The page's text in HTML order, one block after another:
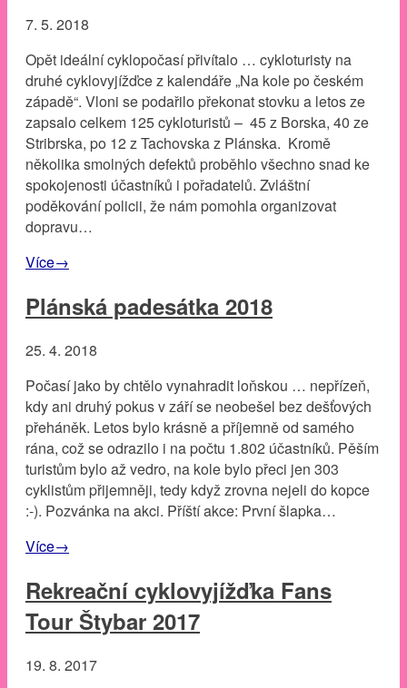
7. 5. 2018
Opět ideální cyklopočasí přivítalo … cykloturisty na
druhé cyklovyjížďce z kalendáře „Na kole po českém
západě“. Vloni se podařilo překonat stovku a letos ze
zapsalo celkem 125 cykloturistů – 45 z Borska, 40 ze
Stribrska, po 12 z Tachovska z Plánska. Kromě
několika smolných defektů proběhlo všechno snad ke
spokojenosti účastníků i pořadatelů. Zvláštní
poděkování policii, že nám pomohla organizovat
dopravu…
Více→
Plánská padesátka 2018
25. 4. 2018
Počasí jako by chtělo vynahradit loňskou … nepřízeň,
kdy ani druhý pokus v září se neobešel bez dešťových
přeháněk. Letos bylo krásně a příjemně od samého
rána, což se odrazilo i na počtu 1.802 účastníků. Pěším
turistům bylo až vedro, na kole bylo přeci jen 303
cyklistům přijemněji, tedy když zrovna nejeli do kopce
:-). Pozvánka na akci. Příští akce: První šlapka…
Více→
Rekreační cyklovyjížďka Fans
Tour Štybar 2017
19. 8. 2017